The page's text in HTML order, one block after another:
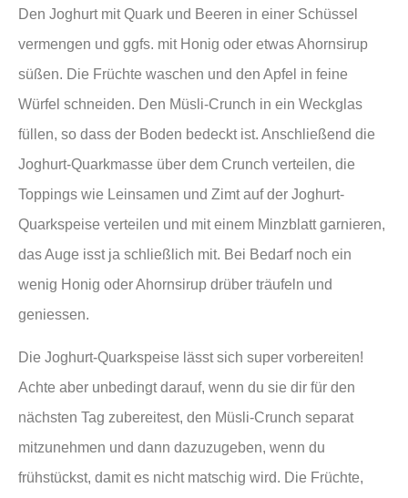
Den Joghurt mit Quark und Beeren in einer Schüssel
vermengen und ggfs. mit Honig oder etwas Ahornsirup
süßen. Die Früchte waschen und den Apfel in feine
Würfel schneiden. Den Müsli-Crunch in ein Weckglas
füllen, so dass der Boden bedeckt ist. Anschließend die
Joghurt-Quarkmasse über dem Crunch verteilen, die
Toppings wie Leinsamen und Zimt auf der Joghurt-
Quarkspeise verteilen und mit einem Minzblatt garnieren,
das Auge isst ja schließlich mit. Bei Bedarf noch ein
wenig Honig oder Ahornsirup drüber träufeln und
geniessen.
Die Joghurt-Quarkspeise lässt sich super vorbereiten!
Achte aber unbedingt darauf, wenn du sie dir für den
nächsten Tag zubereitest, den Müsli-Crunch separat
mitzunehmen und dann dazuzugeben, wenn du
frühstückst, damit es nicht matschig wird. Die Früchte,